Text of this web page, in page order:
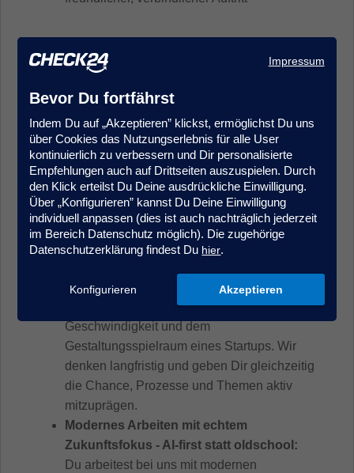
Was CHECK24 Dir bietet
Balance, die zum Arbeitsalltag passt:
Office zusammen, freitags kannst Du mobil
arbeiten. Wir arbeiten bewusst vor Ort in
unserem CHECK24 Office – weil direkte
Zusammenarbeit, schnelle Abstimmung und
echtes Teamgefühl für uns im Alltag den
Unterschied machen.
Das Beste aus zwei Welten:
eines etablierten Unternehmens –
kombiniert mit dem Drive, der
Geschwindigkeit und dem
Gestaltungsspielraum eines Startups. Wir
denken langfristig und geben Dir gleichzeitig
die Chance, Prozesse und Themen aktiv
mitzuprägen.
Modernes Arbeiten mit echtem
Zukunftsfokus - AI-first statt oldschool:
Du arbeitest bei uns mit modernen
Impressum
Bevor Du fortfährst
Indem Du auf „Akzeptieren” klickst, ermöglichst Du uns
über Cookies das Nutzungserlebnis für alle User
kontinuierlich zu verbessern und Dir personalisierte
Empfehlungen auch auf Drittseiten auszuspielen. Durch
den Klick erteilst Du Deine ausdrückliche Einwilligung.
Über „Konfigurieren” kannst Du Deine Einwilligung
individuell anpassen (dies ist auch nachträglich jederzeit
im Bereich Datenschutz möglich). Die zugehörige
Datenschutzerklärung findest Du hier.
Konfigurieren Akzeptieren